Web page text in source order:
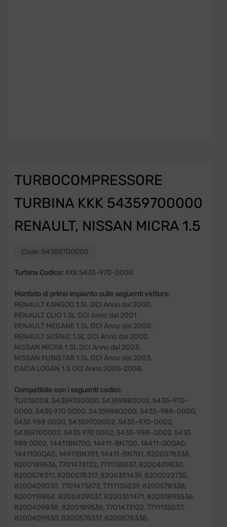
TURBOCOMPRESSORE
TURBINA KKK 54359700000
RENAULT, NISSAN MICRA 1.5
Code: 54359700000
Turbina Codice: KKK 5435-970-0000
Montato di primo impianto sulle seguenti vetture:
RENAULT KANGOO 1.5L DCI Anno dal 2000.
RENAULT CLIO 1.5L DCI Anno dal 2001.
RENAULT MEGANE 1.5L DCI Anno dal 2000.
RENAULT SCENIC 1.5L DCI Anno dal 2000.
NISSAN MICRA 1.5L DCI Anno dal 2003.
NISSAN KUBISTAR 1.5L DCI Anno dal 2003.
DACIA LOGAN 1.5 DCI Anno 2005-2008.
Compatibile con i seguenti codici:
TU015008, 54359700000, 54359880002, 5435-970-
0000, 5435 970 0000, 54359880000, 5435-988-0000,
5435 988 0000, 54359700002, 5435-970-0002,
54359700002, 5435 970 0002, 5435-988-0002, 5435
988 0002, 14411BN700, 14411-BN700, 14411-00QAG,
1441100QAG, 14411BN701, 14411-BN701, 8200578338,
8200189536, 7701473122, 7711135037, 8200409830,
8200578317, 8200578317, 8200351439, 8200022735,
8200409030, 7701473673, 7711135039, 8200578338,
8200119854, 8200409037, 8200351471, 82001895536,
8200409838, 8200189536, 7701473122, 7711135037,
8200409830, 8200578317, 8200578338.